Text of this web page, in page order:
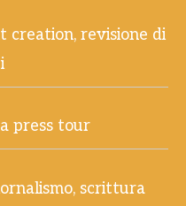
creation, revisione di
press tour
scrittura